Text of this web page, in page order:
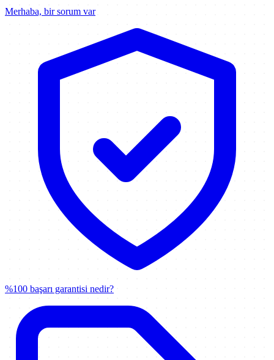
Merhaba, bir sorum var
%100 başarı garantisi nedir?